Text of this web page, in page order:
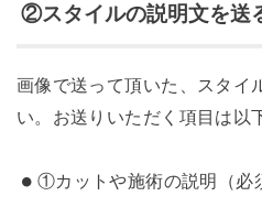
②スタイルの説明文を送
画像で送って頂いた、スタイ
い。お送りいただく項目は以
①カットや施術の説明（必